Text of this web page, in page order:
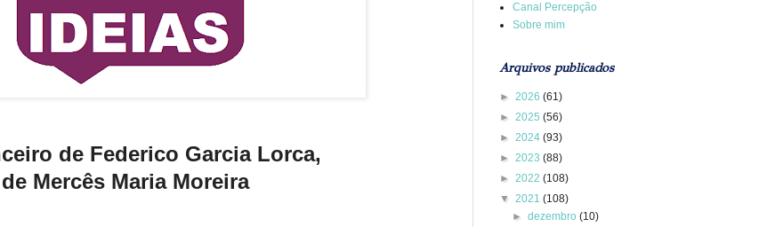
de Federico Garcia Lorca,
de Mercês Maria Moreira
Canal Percepção
Sobre mim
Arquivos publicados
► 2026 (61)
► 2025 (56)
► 2024 (93)
► 2023 (88)
► 2022 (108)
▼ 2021 (108)
►dezembro(10)